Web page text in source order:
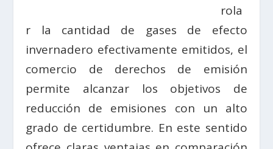
rola
r la cantidad de gases de efecto
invernadero efectivamente emitidos, el
comercio de derechos de emisión
permite alcanzar los objetivos de
reducción de emisiones con un alto
grado de certidumbre. En este sentido